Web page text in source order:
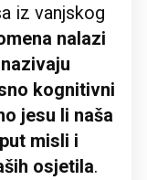
iz vanjskog
nalazi
kognitivni
jesu li naša
misli i
osjetila.